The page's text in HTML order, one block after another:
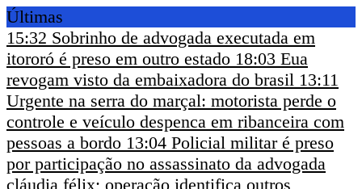
Últimas
15:32 Sobrinho de advogada executada em
itororó é preso em outro estado 18:03 Eua
revogam visto da embaixadora do brasil 13:11
Urgente na serra do marçal: motorista perde o
controle e veículo despenca em ribanceira com
pessoas a bordo 13:04 Policial militar é preso
por participação no assassinato da advogada
cláudia félix; operação identifica outros